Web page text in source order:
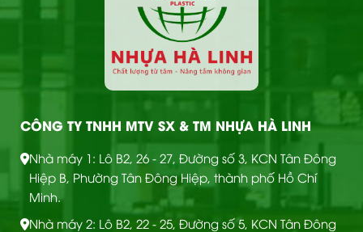
CÔNG TY TNHH MTV SX & TM NHỰA HÀ LINH
Nhà máy 1: Lô B2, 26 - 27, Đường số 3, KCN Tân Đông
Hiệp B, Phường Tân Đông Hiệp, thành phố Hồ Chí
Minh.
Nhà máy 2: Lô B2, 22 - 25, Đường số 5, KCN Tân Đông